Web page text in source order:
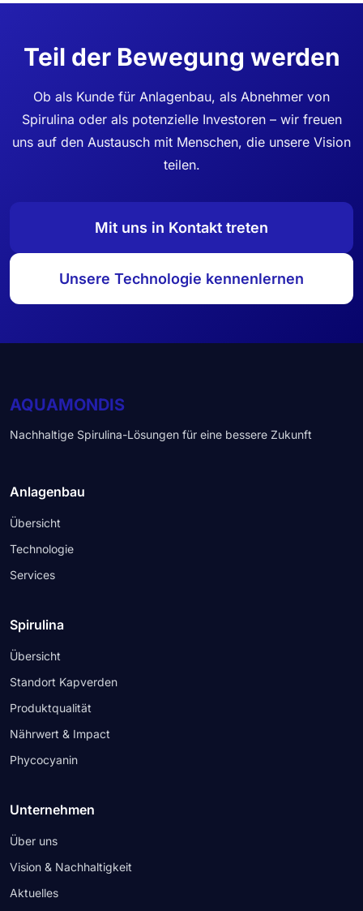
Teil der Bewegung werden
Ob als Kunde für Anlagenbau, als Abnehmer von
Spirulina oder als potenzielle Investoren – wir freuen
uns auf den Austausch mit Menschen, die unsere Vision
teilen.
Mit uns in Kontakt treten
Unsere Technologie kennenlernen
AQUAMONDIS
Nachhaltige Spirulina-Lösungen für eine bessere Zukunft
Anlagenbau
Übersicht
Technologie
Services
Spirulina
Übersicht
Standort Kapverden
Produktqualität
Nährwert & Impact
Phycocyanin
Unternehmen
Über uns
Vision & Nachhaltigkeit
Aktuelles